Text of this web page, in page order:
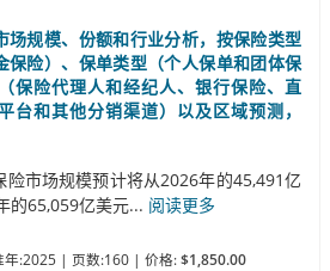
场规模、份额和行业分析，按保险类型
保险）、保单类型（个人保单和团体保
保险代理人和经纪人、银行保险、直
台和其他分销渠道）以及区域预测，
险市场规模预计将从2026年的45,491亿
的65,059亿美元... 阅读更多
年:2025 | 页数:160 | 价格: $1,850.00